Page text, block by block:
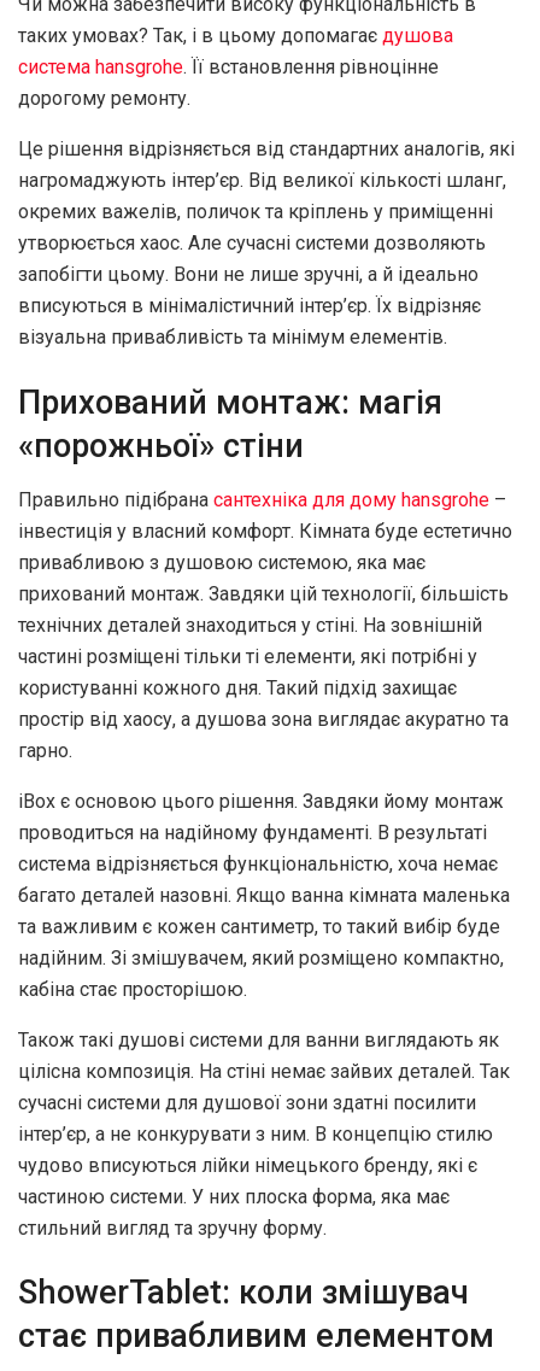
таких умовах? Так, і в цьому допомагає душова
система hansgrohe. Її встановлення рівноцінне
дорогому ремонту.
Це рішення відрізняється від стандартних аналогів, які
нагромаджують інтер’єр. Від великої кількості шланг,
окремих важелів, поличок та кріплень у приміщенні
утворюється хаос. Але сучасні системи дозволяють
запобігти цьому. Вони не лише зручні, а й ідеально
вписуються в мінімалістичний інтер’єр. Їх відрізняє
візуальна привабливість та мінімум елементів.
Прихований монтаж: магія
«порожньої» стіни
Правильно підібрана сантехніка для дому hansgrohe –
інвестиція у власний комфорт. Кімната буде естетично
привабливою з душовою системою, яка має
прихований монтаж. Завдяки цій технології, більшість
технічних деталей знаходиться у стіні. На зовнішній
частині розміщені тільки ті елементи, які потрібні у
користуванні кожного дня. Такий підхід захищає
простір від хаосу, а душова зона виглядає акуратно та
гарно.
iBox є основою цього рішення. Завдяки йому монтаж
проводиться на надійному фундаменті. В результаті
система відрізняється функціональністю, хоча немає
багато деталей назовні. Якщо ванна кімната маленька
та важливим є кожен сантиметр, то такий вибір буде
надійним. Зі змішувачем, який розміщено компактно,
кабіна стає просторішою.
Також такі душові системи для ванни виглядають як
цілісна композиція. На стіні немає зайвих деталей. Так
сучасні системи для душової зони здатні посилити
інтер’єр, а не конкурувати з ним. В концепцію стилю
чудово вписуються лійки німецького бренду, які є
частиною системи. У них плоска форма, яка має
стильний вигляд та зручну форму.
ShowerTablet: коли змішувач
стає привабливим елементом